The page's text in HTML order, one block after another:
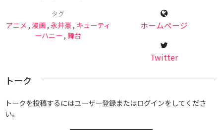
タグ
アニメ , 漫画,永井豪, キューティ
ーハニー ,舞台
ホームページ
Twitter
トーク
トークを投稿するにはユーザー登録またはログインをしてくださ
い。